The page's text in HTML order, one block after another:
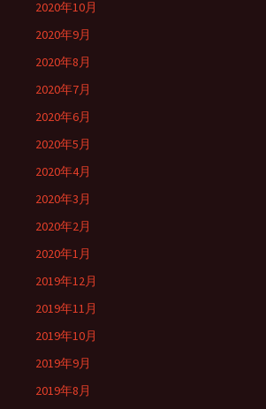
2020年10月
2020年9月
2020年8月
2020年7月
2020年6月
2020年5月
2020年4月
2020年3月
2020年2月
2020年1月
2019年12月
2019年11月
2019年10月
2019年9月
2019年8月